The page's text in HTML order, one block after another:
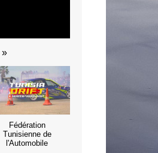
»
Fédération
Tunisienne de
l'Automobile